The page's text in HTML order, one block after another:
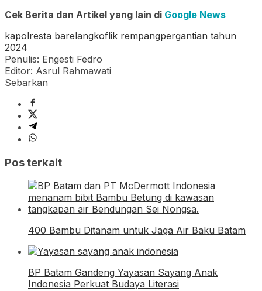
Cek Berita dan Artikel yang lain di Google News
kapolresta barelangkoflik rempangpergantian tahun
2024
Penulis: Engesti Fedro
Editor: Asrul Rahmawati
Sebarkan
Pos terkait
400 Bambu Ditanam untuk Jaga Air Baku Batam
BP Batam Gandeng Yayasan Sayang Anak
Indonesia Perkuat Budaya Literasi